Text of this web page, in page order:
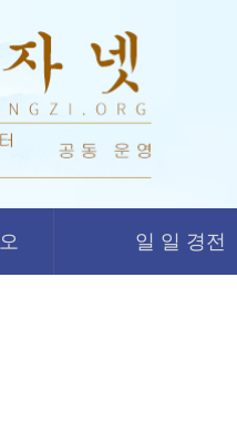
일 일 경전